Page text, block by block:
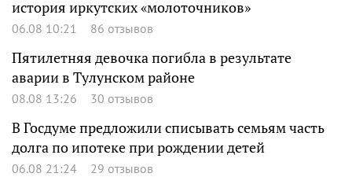
история иркутских «молоточников»
06.08 10:21 86 отзывов
Пятилетняя девочка погибла в результате
аварии в Тулунском районе
08.08 13:26 30 отзывов
В Госдуме предложили списывать семьям часть
долга по ипотеке при рождении детей
06.08 21:24 29 отзывов